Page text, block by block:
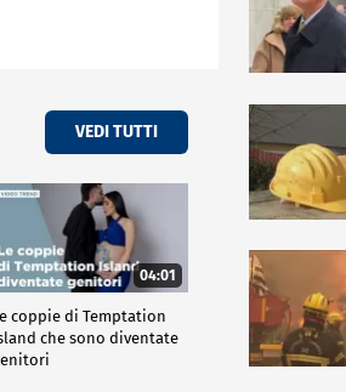
VEDI TUTTI
04:01
coppie di Temptation
che sono diventate